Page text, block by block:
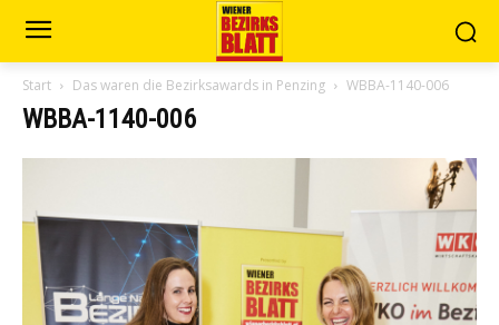
Start Das waren die Bezirksawards in Penzing WBBA-1140-006
WBBA-1140-006